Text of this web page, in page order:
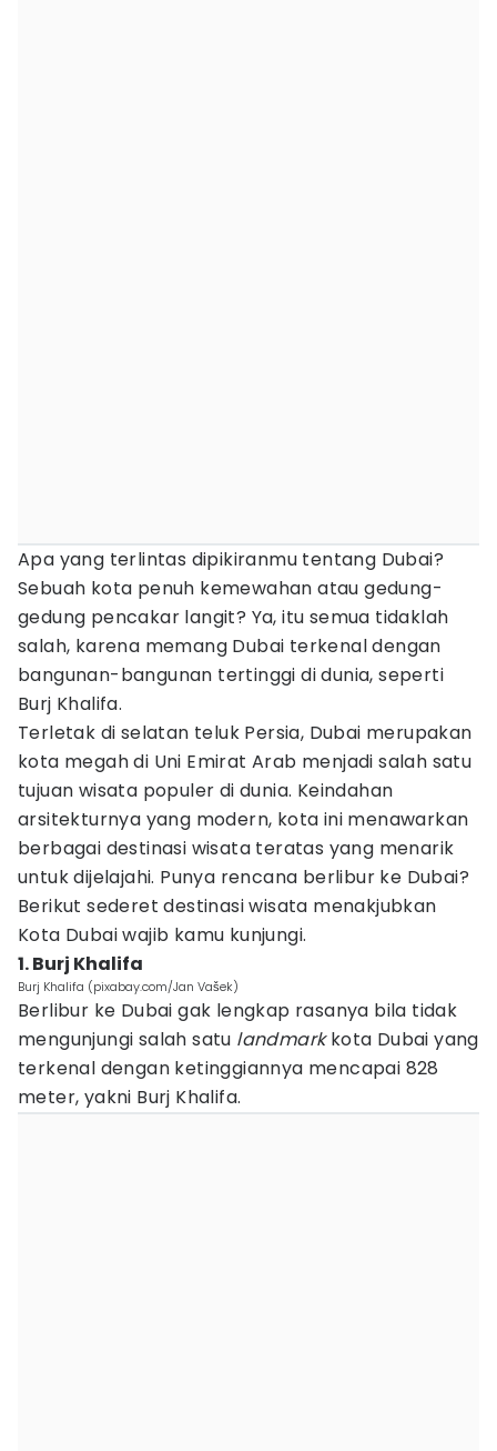
Apa yang terlintas dipikiranmu tentang Dubai?
Sebuah kota penuh kemewahan atau gedung-
gedung pencakar langit? Ya, itu semua tidaklah
salah, karena memang Dubai terkenal dengan
bangunan-bangunan tertinggi di dunia, seperti
Burj Khalifa.
Terletak di selatan teluk Persia, Dubai merupakan
kota megah di Uni Emirat Arab menjadi salah satu
tujuan wisata populer di dunia. Keindahan
arsitekturnya yang modern, kota ini menawarkan
berbagai destinasi wisata teratas yang menarik
untuk dijelajahi. Punya rencana berlibur ke Dubai?
Berikut sederet destinasi wisata menakjubkan
Kota Dubai wajib kamu kunjungi.
1. Burj Khalifa
Burj Khalifa (pixabay.com/Jan Vašek)
Berlibur ke Dubai gak lengkap rasanya bila tidak
mengunjungi salah satu landmarkkota Dubai yang
terkenal dengan ketinggiannya mencapai 828
meter, yakni Burj Khalifa.